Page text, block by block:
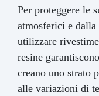
Per proteggere le
atmosferici e
utilizzare
resine
creano uno strato
alle variazioni di